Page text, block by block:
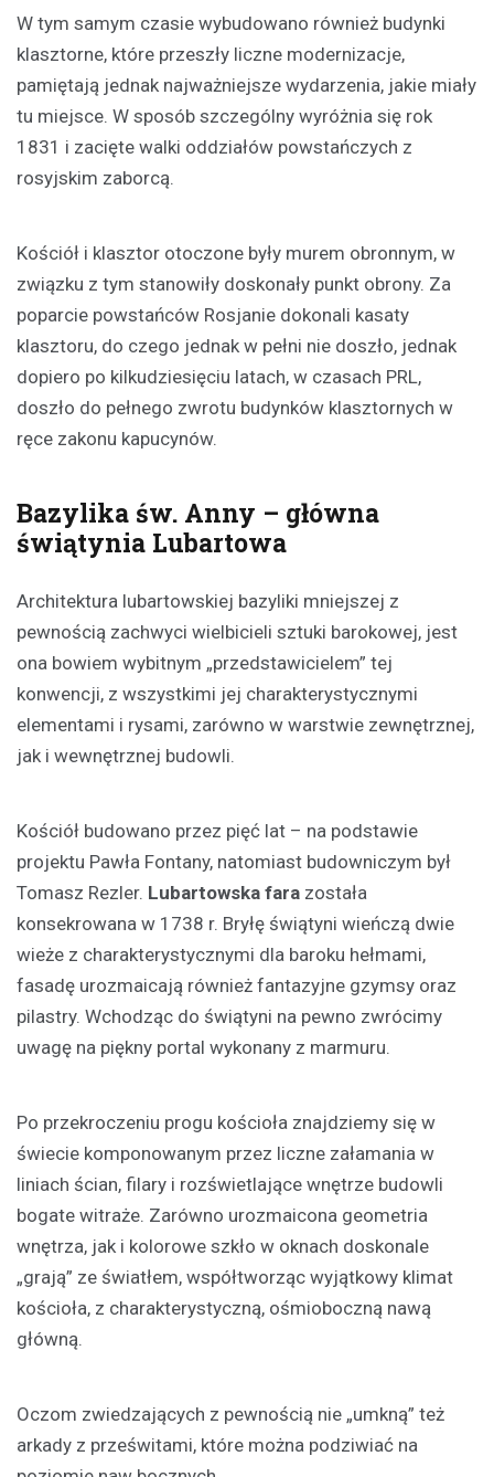
W tym samym czasie wybudowano również budynki
klasztorne, które przeszły liczne modernizacje,
pamiętają jednak najważniejsze wydarzenia, jakie miały
tu miejsce. W sposób szczególny wyróżnia się rok
1831 i zacięte walki oddziałów powstańczych z
rosyjskim zaborcą.
Kościół i klasztor otoczone były murem obronnym, w
związku z tym stanowiły doskonały punkt obrony. Za
poparcie powstańców Rosjanie dokonali kasaty
klasztoru, do czego jednak w pełni nie doszło, jednak
dopiero po kilkudziesięciu latach, w czasach PRL,
doszło do pełnego zwrotu budynków klasztornych w
ręce zakonu kapucynów.
Bazylika św. Anny – główna
świątynia Lubartowa
Architektura lubartowskiej bazyliki mniejszej z
pewnością zachwyci wielbicieli sztuki barokowej, jest
ona bowiem wybitnym „przedstawicielem” tej
konwencji, z wszystkimi jej charakterystycznymi
elementami i rysami, zarówno w warstwie zewnętrznej,
jak i wewnętrznej budowli.
Kościół budowano przez pięć lat – na podstawie
projektu Pawła Fontany, natomiast budowniczym był
Tomasz Rezler. Lubartowska fara została
konsekrowana w 1738 r. Bryłę świątyni wieńczą dwie
wieże z charakterystycznymi dla baroku hełmami,
fasadę urozmaicają również fantazyjne gzymsy oraz
pilastry. Wchodząc do świątyni na pewno zwrócimy
uwagę na piękny portal wykonany z marmuru.
Po przekroczeniu progu kościoła znajdziemy się w
świecie komponowanym przez liczne załamania w
liniach ścian, filary i rozświetlające wnętrze budowli
bogate witraże. Zarówno urozmaicona geometria
wnętrza, jak i kolorowe szkło w oknach doskonale
„grają” ze światłem, współtworząc wyjątkowy klimat
kościoła, z charakterystyczną, ośmioboczną nawą
główną.
Oczom zwiedzających z pewnością nie „umkną” też
arkady z prześwitami, które można podziwiać na